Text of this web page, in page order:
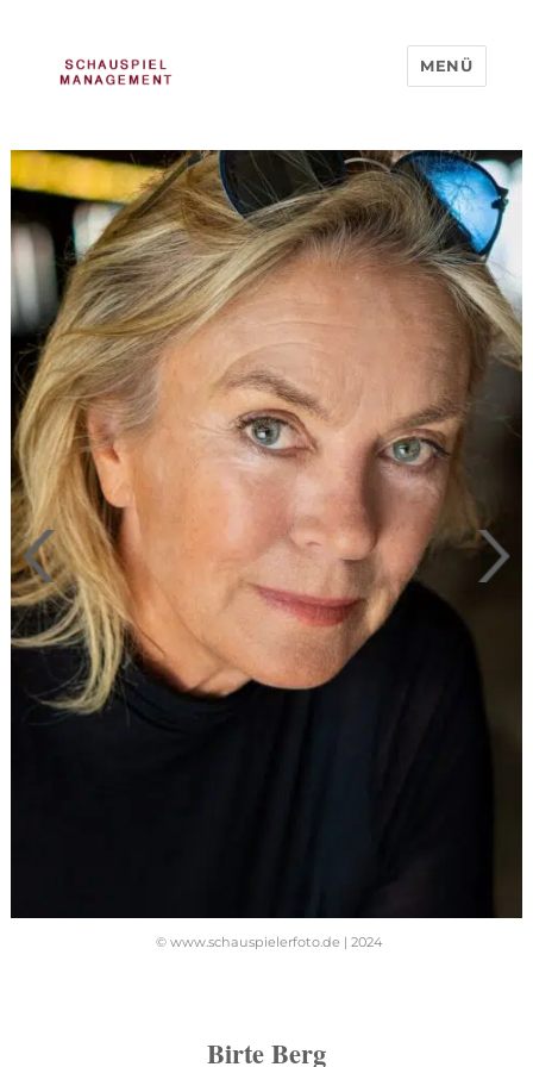
MENÜ
© www.schauspielerfoto.de | 2024
Birte Berg